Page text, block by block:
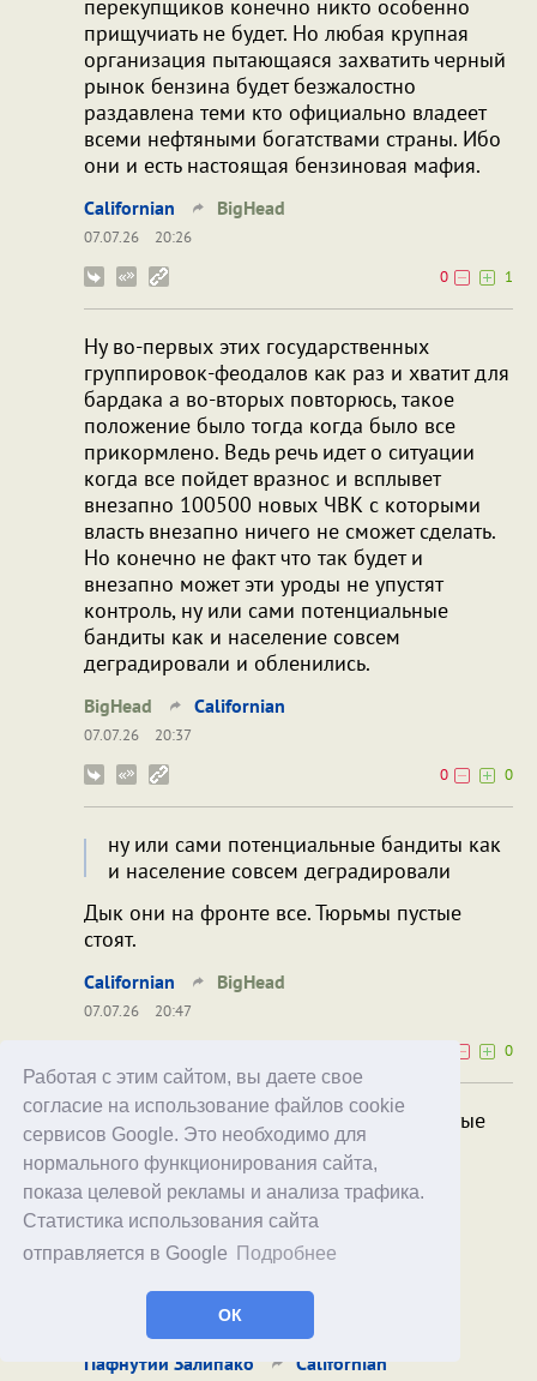
Работая с этим сайтом, вы даете свое
согласие на использование файлов cookie
сервисов Google. Это необходимо для
нормального функционирования сайта,
показа целевой рекламы и анализа трафика.
Статистика использования сайта
отправляется в Google
Подробнее
ОК
перекупщиков конечно никто особенно
прищучиать не будет. Но любая крупная
организация пытающаяся захватить черный
рынок бензина будет безжалостно
раздавлена теми кто официально владеет
всеми нефтяными богатствами страны. Ибо
они и есть настоящая бензиновая мафия.
Californian BigHead
07.07.26
20:26
0
1
Ну во-первых этих государственных
группировок-феодалов как раз и хватит для
бардака а во-вторых повторюсь, такое
положение было тогда когда было все
прикормлено. Ведь речь идет о ситуации
когда все пойдет вразнос и всплывет
внезапно 100500 новых ЧВК с которыми
власть внезапно ничего не сможет сделать.
Но конечно не факт что так будет и
внезапно может эти уроды не упустят
контроль, ну или сами потенциальные
бандиты как и население совсем
деградировали и обленились.
BigHead Californian
07.07.26
20:37
0
0
ну или сами потенциальные бандиты как
и население совсем деградировали
Дык они на фронте все. Тюрьмы пустые
стоят.
Californian BigHead
07.07.26
20:47
0
Дык они на фронте все. Тюрьмы пустые
стоят.
Это в смысле что они уже как раз с
оружием, в том числе и тяжелым, и
обученные, да? Ну чо, удобно.
Ну и заодно опять читаем про кошку.
Конкретно про её состав.
Пафнутий Залипако Californian